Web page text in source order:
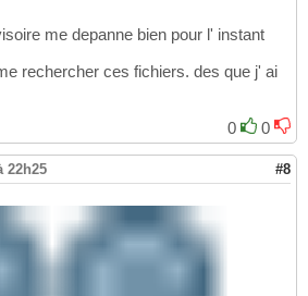
me depanne bien pour l' instant
rechercher ces fichiers. des que j' ai
0
0
22h25 #8